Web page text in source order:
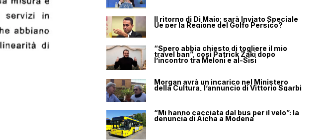
Il ritorno di Di Maio: sarà Inviato Speciale
Ue per la Regione del Golfo Persico?
“Spero abbia chiesto di togliere il mio
travel ban”, così Patrick Zaki dopo
l’incontro tra Meloni e al-Sisi
Morgan avrà un incarico nel Ministero
della Cultura, l’annuncio di Vittorio Sgarbi
“Mi hanno cacciata dal bus per il velo”: la
denuncia di Aicha a Modena